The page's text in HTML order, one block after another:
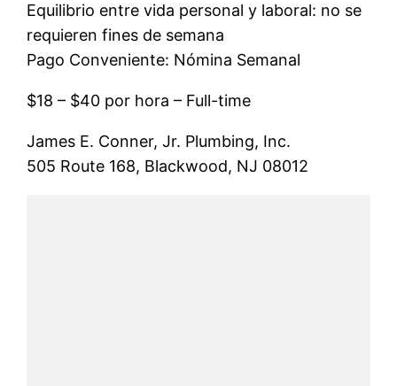
Equilibrio entre vida personal y laboral: no se
requieren fines de semana
Pago Conveniente: Nómina Semanal
$18 – $40 por hora – Full-time
James E. Conner, Jr. Plumbing, Inc.
505 Route 168, Blackwood, NJ 08012